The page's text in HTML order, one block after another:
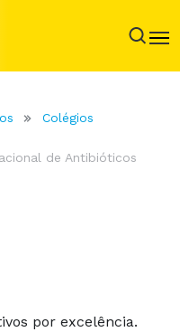
Colégios
de Antibióticos
por excelência.